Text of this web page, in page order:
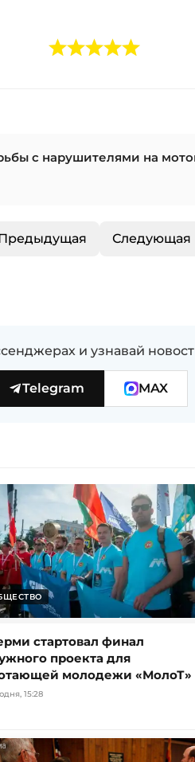
с нарушителями на
Следующая
и узнавай
Telegram MAX
стартовал финал
проекта для
молодежи «МолоТ»
15:28